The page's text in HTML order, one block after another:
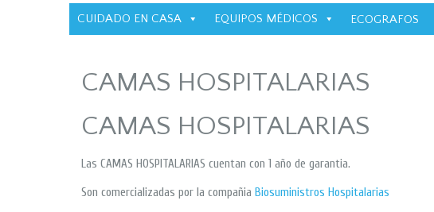
CUIDADO EN CASA
EQUIPOS MÉDICOS ECOGRAFOS
CAMAS HOSPITALARIAS
CAMAS HOSPITALARIAS
Las CAMAS HOSPITALARIAS cuentan con 1 año de garantia.
Son comercializadas por la compañia Biosuministros Hospitalarias